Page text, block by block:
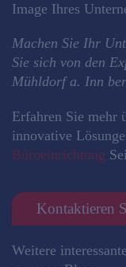
Image Ihres
Machen Sie Ihr
Sie sich von den
Mühldorf a. Inn
Erfahren Sie mehr
innovative
Büroeinrichtung
Kontaktieren
Weitere